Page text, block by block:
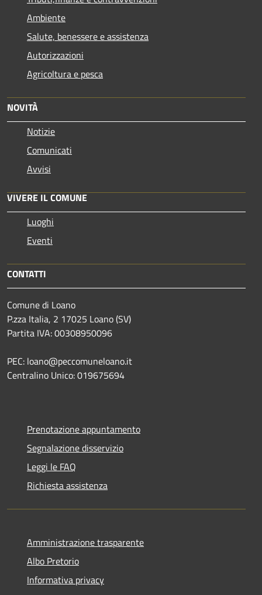
Ambiente
Salute, benessere e assistenza
Autorizzazioni
Agricoltura e pesca
NOVITÀ
Notizie
Comunicati
Avvisi
VIVERE IL COMUNE
Luoghi
Eventi
CONTATTI
Comune di Loano
P.zza Italia, 2 17025 Loano (SV)
Partita IVA: 00308950096
PEC: loano@peccomuneloano.it
Centralino Unico: 019675694
Prenotazione appuntamento
Segnalazione disservizio
Leggi le FAQ
Richiesta assistenza
Amministrazione trasparente
Albo Pretorio
Informativa privacy